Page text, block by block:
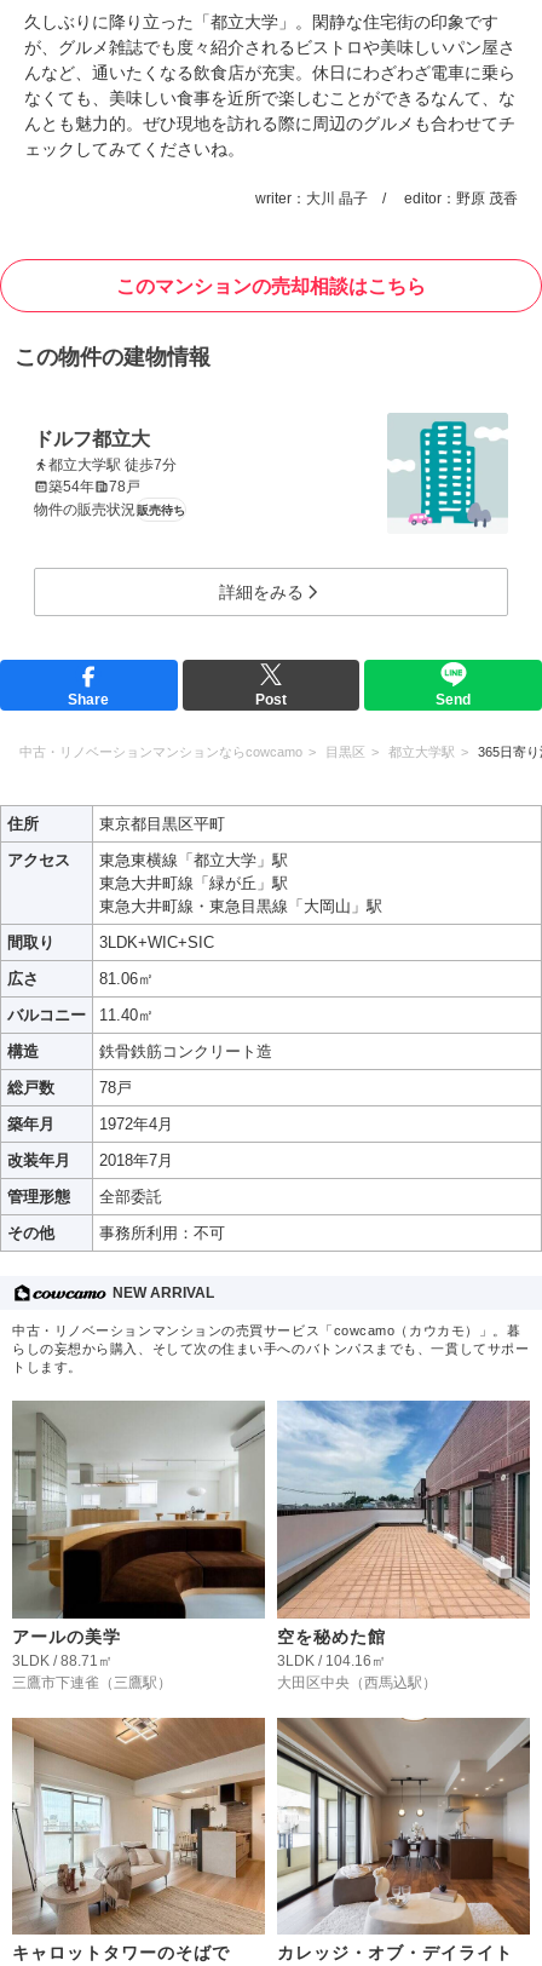
久しぶりに降り立った「都立大学」。閑静な住宅街の印象です
が、グルメ雑誌でも度々紹介されるビストロや美味しいパン屋さ
んなど、通いたくなる飲食店が充実。休日にわざわざ電車に乗ら
なくても、美味しい食事を近所で楽しむことができるなんて、な
んとも魅力的。ぜひ現地を訪れる際に周辺のグルメも合わせてチ
ェックしてみてくださいね。
writer：大川 晶子 / editor：野原 茂香
このマンションの売却相談はこちら
この物件の建物情報
ドルフ都立大
都立大学駅 徒歩7分
築54年
78戸
物件の販売状況販売待ち
詳細をみる
Share Post Send
中古・リノベーションマンションならcowcamo 目黒区 都立大学駅 365日寄
住所
東京都目黒区平町
アクセス
東急東横線「都立大学」駅
東急大井町線「緑が丘」駅
東急大井町線・東急目黒線「大岡山」駅
間取り
3LDK+WIC+SIC
広さ
81.06㎡
バルコニー
11.40㎡
構造
鉄骨鉄筋コンクリート造
総戸数
78戸
築年月
1972年4月
改装年月
2018年7月
管理形態
全部委託
その他
事務所利用：不可
NEW ARRIVAL
中古・リノベーションマンションの売買サービス「cowcamo（カウカモ）」。暮
らしの妄想から購入、そして次の住まい手へのバトンパスまでも、一貫してサポー
トします。
アールの美学
3LDK / 88.71㎡
三鷹市下連雀 （三鷹駅）
空を秘めた館
3LDK / 104.16㎡
大田区中央 （西馬込駅）
キャロットタワーのそばで カレッジ・オブ・デイライト